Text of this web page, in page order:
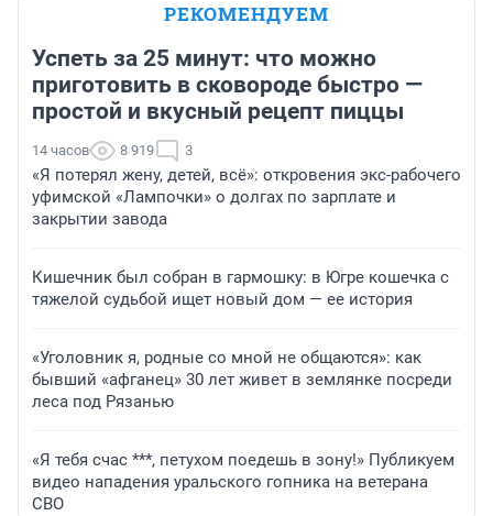
РЕКОМЕНДУЕМ
Успеть за 25 минут: что можно
приготовить в сковороде быстро —
простой и вкусный рецепт пиццы
14 часов 8 919 3
«Я потерял жену, детей, всё»: откровения экс-рабочего
уфимской «Лампочки» о долгах по зарплате и
закрытии завода
Кишечник был собран в гармошку: в Югре кошечка с
тяжелой судьбой ищет новый дом — ее история
«Уголовник я, родные со мной не общаются»: как
бывший «афганец» 30 лет живет в землянке посреди
леса под Рязанью
«Я тебя счас ***, петухом поедешь в зону!» Публикуем
видео нападения уральского гопника на ветерана
СВО